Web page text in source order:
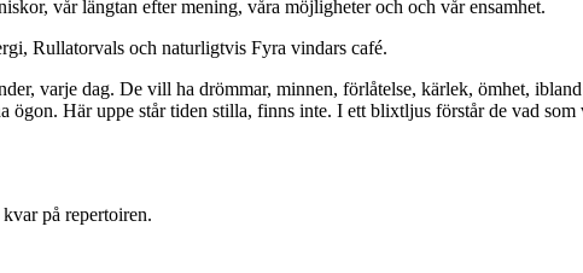
vår längtan efter mening, våra möjligheter och och vår ensamhet.
Rullatorvals och naturligtvis Fyra vindars café.
varje dag. De vill ha drömmar, minnen, förlåtelse, kärlek, ömhet,
Här uppe står tiden stilla, finns inte. I ett blixtljus förstår de vad
på repertoiren.